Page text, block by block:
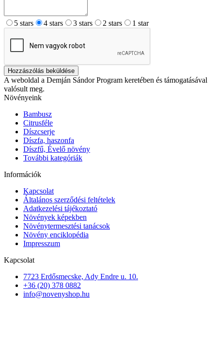
5 stars 4 stars 3 stars 2 stars 1 star
Hozzászólás beküldése
A weboldal a Demján Sándor Program keretében és támogatásával
valósult meg.
Növényeink
Bambusz
Citrusféle
Díszcserje
Díszfa, haszonfa
Díszfű, Évelő növény
További kategóriák
Információk
Kapcsolat
Általános szerződési feltételek
Adatkezelési tájékoztató
Növények képekben
Növénytermesztési tanácsok
Növény enciklopédia
Impresszum
Kapcsolat
7723 Erdősmecske, Ady Endre u. 10.
+36 (20) 378 0882
info@novenyshop.hu